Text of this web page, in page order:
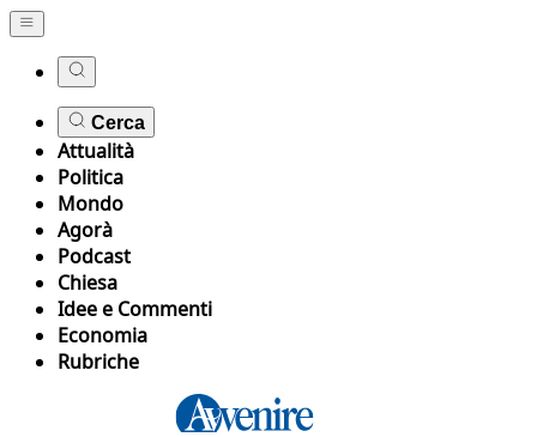
Cerca
Attualità
Politica
Mondo
Agorà
Podcast
Chiesa
Idee e Commenti
Economia
Rubriche